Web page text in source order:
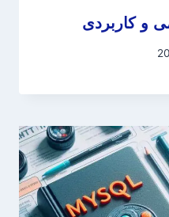
و کاربردی